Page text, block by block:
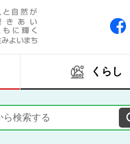
くらし